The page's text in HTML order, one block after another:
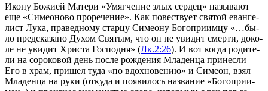
Ико­ну Бо­жи­ей Ма­те­ри «Умяг­че­ние злых сер­дец» на­зы­ва­ют
еще «Си­мео­но­во про­ре­че­ние». Как по­вест­ву­ет свя­той еван­ге­
лист Лу­ка, пра­вед­но­му стар­цу Си­мео­ну Бо­го­при­им­цу «…бы­
ло пред­ска­за­но Ду­хом Свя­тым, что он не уви­дит смер­ти, до­ко­
ле не уви­дит Хри­ста Гос­под­ня» (Лк.2:26). И вот ко­гда ро­ди­те­
ли на со­ро­ко­вой день по­сле рож­де­ния Мла­ден­ца при­нес­ли
Его в храм, при­шел ту­да «по вдох­но­ве­нию» и Си­ме­он, взял
Мла­ден­ца на ру­ки (от­ку­да и по­яви­лось на­зва­ние «Бо­го­при­и­